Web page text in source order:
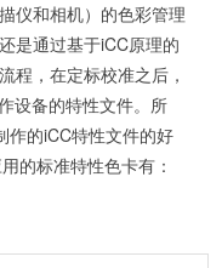
描仪和相机）的色彩管理
是通过基于iCC原理的
程，在定标校准之后，
设备的特性文件。所
作的iCC特性文件的好
的标准特性色卡有：